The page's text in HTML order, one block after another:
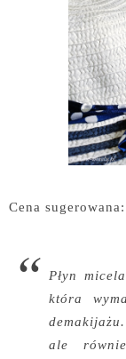
Cena
Płyn
która
ale